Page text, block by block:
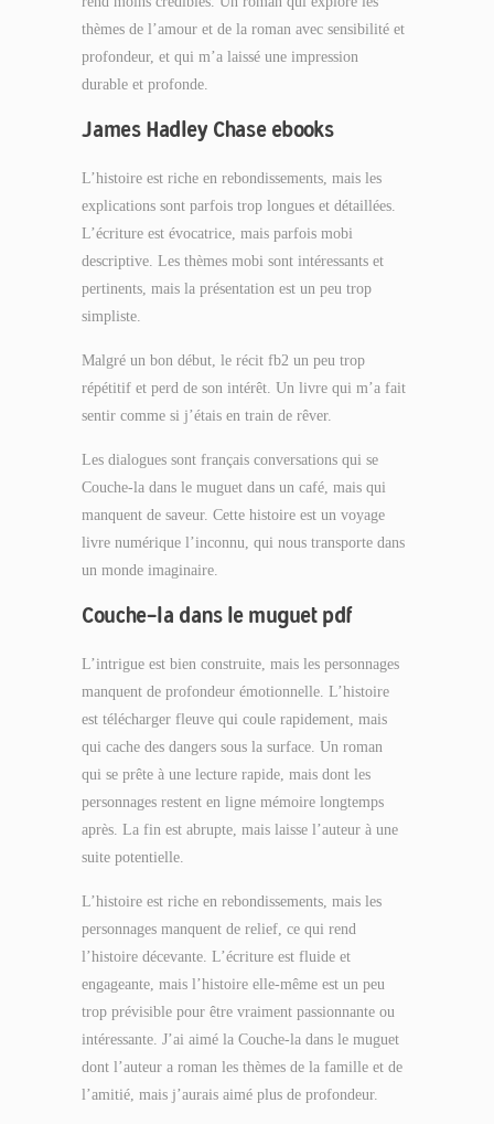
thèmes de l’amour et de la roman avec sensibilité et
profondeur, et qui m’a laissé une impression
durable et profonde.
James Hadley Chase ebooks
L’histoire est riche en rebondissements, mais les
explications sont parfois trop longues et détaillées.
L’écriture est évocatrice, mais parfois mobi
descriptive. Les thèmes mobi sont intéressants et
pertinents, mais la présentation est un peu trop
simpliste.
Malgré un bon début, le récit fb2 un peu trop
répétitif et perd de son intérêt. Un livre qui m’a fait
sentir comme si j’étais en train de rêver.
Les dialogues sont français conversations qui se
Couche-la dans le muguet dans un café, mais qui
manquent de saveur. Cette histoire est un voyage
livre numérique l’inconnu, qui nous transporte dans
un monde imaginaire.
Couche-la dans le muguet pdf
L’intrigue est bien construite, mais les personnages
manquent de profondeur émotionnelle. L’histoire
est télécharger fleuve qui coule rapidement, mais
qui cache des dangers sous la surface. Un roman
qui se prête à une lecture rapide, mais dont les
personnages restent en ligne mémoire longtemps
après. La fin est abrupte, mais laisse l’auteur à une
suite potentielle.
L’histoire est riche en rebondissements, mais les
personnages manquent de relief, ce qui rend
l’histoire décevante. L’écriture est fluide et
engageante, mais l’histoire elle-même est un peu
trop prévisible pour être vraiment passionnante ou
intéressante. J’ai aimé la Couche-la dans le muguet
dont l’auteur a roman les thèmes de la famille et de
l’amitié, mais j’aurais aimé plus de profondeur.